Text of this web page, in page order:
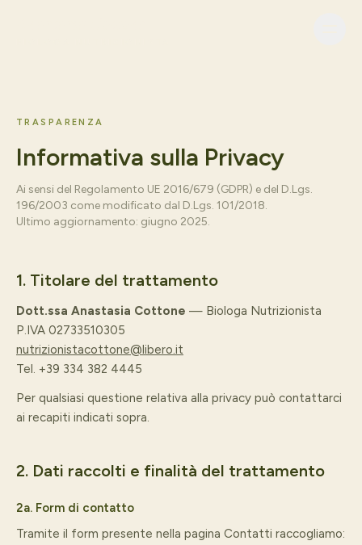
+39 334 382 4445
TRASPARENZA
Informativa sulla Privacy
Ai sensi del Regolamento UE 2016/679 (GDPR) e del D.Lgs.
196/2003 come modificato dal D.Lgs. 101/2018.
Ultimo aggiornamento: giugno 2025.
1. Titolare del trattamento
Dott.ssa Anastasia Cottone — Biologa Nutrizionista
P.IVA 02733510305
nutrizionistacottone@libero.it
Tel. +39 334 382 4445
Per qualsiasi questione relativa alla privacy può contattarci
ai recapiti indicati sopra.
2. Dati raccolti e finalità del trattamento
2a. Form di contatto
Tramite il form presente nella pagina Contatti raccogliamo: